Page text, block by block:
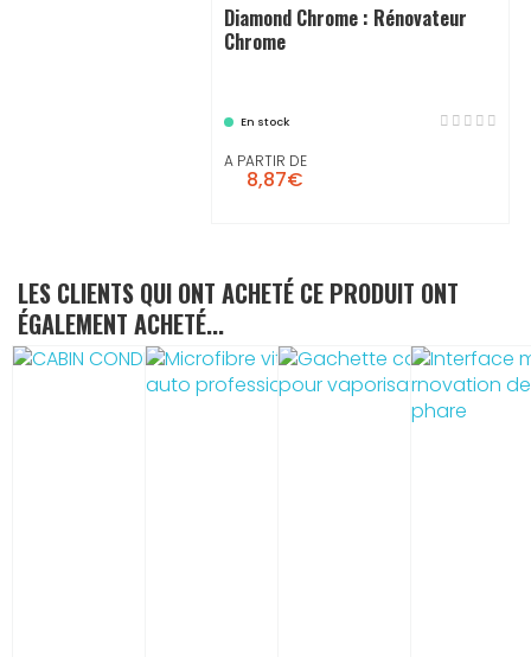
Diamond Chrome : Rénovateur
Chrome
En stock
A PARTIR DE
8,87€
LES CLIENTS QUI ONT ACHETÉ CE PRODUIT ONT
ÉGALEMENT ACHETÉ...